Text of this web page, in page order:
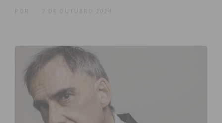
7 DE OUTUBRO 2024